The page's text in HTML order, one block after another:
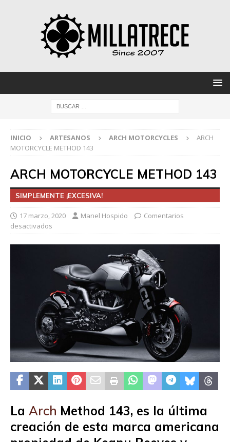
INICIO ARTESANOS ARCH MOTORCYCLES
ARCH
MOTORCYCLE METHOD 143
ARCH MOTORCYCLE METHOD 143
SIMPLEMENTE ¡EXCESIVA!
17 marzo, 2020 Manel Hospido
Comentarios
desactivados
La Arch Method 143, es la última
creación de esta marca americana